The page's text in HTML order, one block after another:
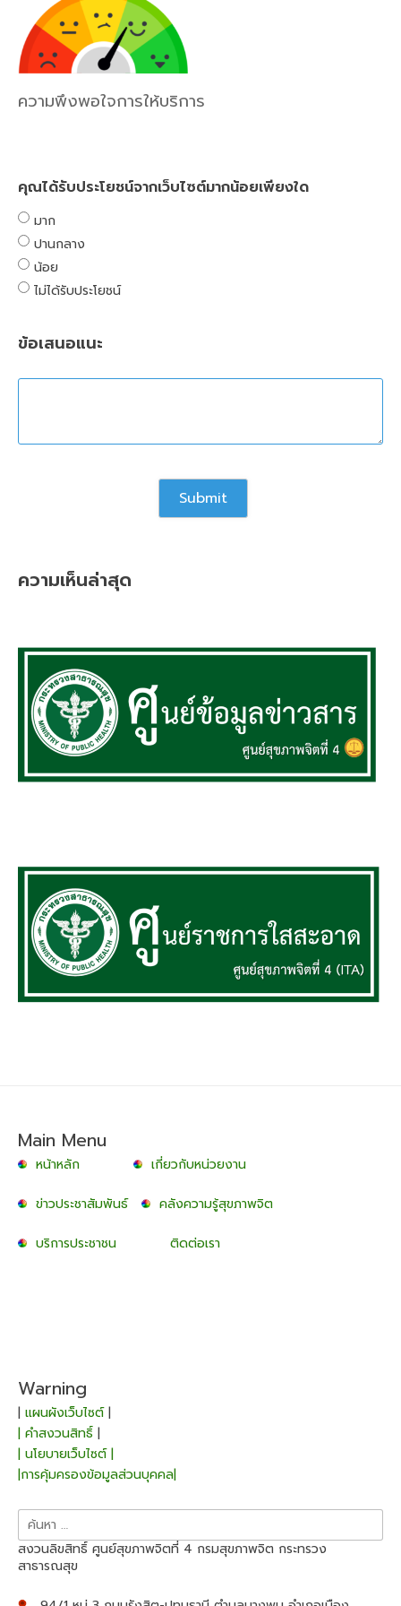
ความพึงพอใจการให้บริการ
คุณได้รับประโยชน์จากเว็บไซต์มากน้อยเพียงใด
มาก
ปานกลาง
น้อย
ไม่ได้รับประโยชน์
ข้อเสนอแนะ
ความเห็นล่าสุด
Main Menu
หน้าหลัก เกี่ยวกับหน่วยงาน
ข่าวประชาสัมพันธ์ คลังความรู้สุขภาพจิต
บริการประชาชน ติดต่อเรา
Warning
| แผนผังเว็บไซต์|
| คำสงวนสิทธิ์ |
| นโยบายเว็บไซต์ |
|การคุ้มครองข้อมูลส่วนบุคคล|
ค้นหา
สำหรับ:
สงวนลิขสิทธิ์ ศูนย์สุขภาพจิตที่ 4 กรมสุขภาพจิต กระทรวง
สาธารณสุข